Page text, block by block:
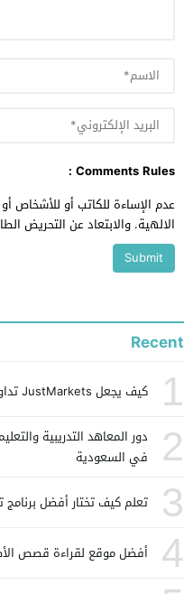
Comments Rules :
عدم الإساءة للكاتب أو للأشخاص
الالهية. والابتعاد عن التحريض
Recent
1 كيف يجعل JustMarkets تداول الفوركس أسهل وأكثر أمانًا
2
دور المعاهد التدريبية
في السعودية
3 تعلم كيف تختار أفضل برنامج
4 أفضل موقع لقراءة قصص